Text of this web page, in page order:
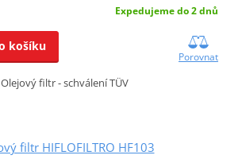
Expedujeme do 2 dnů
košíku
Porovnat
Olejový filtr - schválení TÜV
filtr HIFLOFILTRO HF103